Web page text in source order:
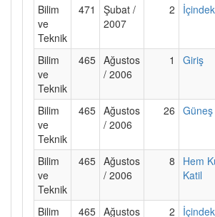
Bilim
ve
Teknik
471
Şubat /
2007
2
Bilim
ve
Teknik
465 Ağustos
/ 2006
1 Giriş
Bilim
ve
Teknik
465 Ağustos
/ 2006
26
Bilim
ve
Teknik
465 Ağustos
/ 2006
8
Hem
Katil
Bilim 465 Ağustos 2